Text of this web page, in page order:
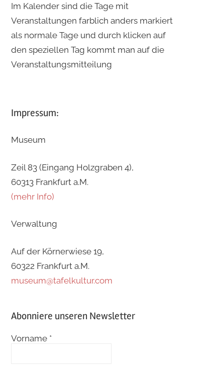
Im Kalender sind die Tage mit
Veranstaltungen farblich anders markiert
als normale Tage und durch klicken auf
den speziellen Tag kommt man auf die
Veranstaltungsmitteilung
Impressum:
Museum
Zeil 83 (Eingang Holzgraben 4),
60313 Frankfurt a.M.
(mehr Info)
Verwaltung
Auf der Körnerwiese 19,
60322 Frankfurt a.M.
museum@tafelkultur.com
Abonniere unseren Newsletter
Vorname *